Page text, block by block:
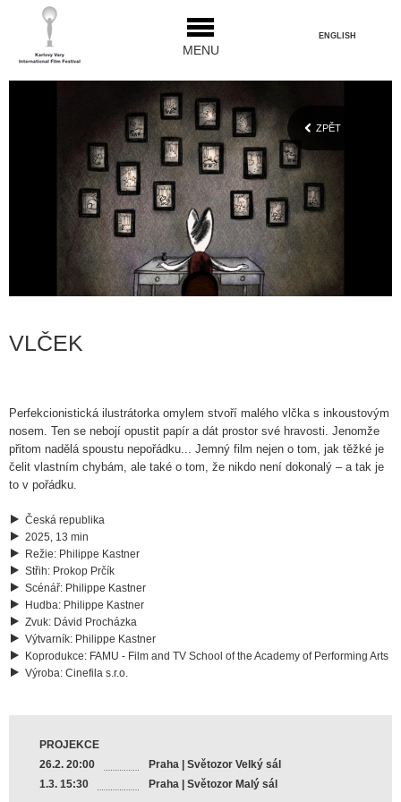
MENU
ENGLISH
ZPĚT
VLČEK
Perfekcionistická ilustrátorka omylem stvoří malého vlčka s inkoustovým
nosem. Ten se nebojí opustit papír a dát prostor své hravosti. Jenomže
přitom nadělá spoustu nepořádku... Jemný film nejen o tom, jak těžké je
čelit vlastním chybám, ale také o tom, že nikdo není dokonalý – a tak je
to v pořádku.
Česká republika
2025, 13 min
Režie: Philippe Kastner
Střih: Prokop Prčík
Scénář: Philippe Kastner
Hudba: Philippe Kastner
Zvuk: Dávid Procházka
Výtvarník: Philippe Kastner
Koprodukce: FAMU - Film and TV School of the Academy of Performing Arts
Výroba: Cinefila s.r.o.
PROJEKCE
26.2. 20:00
Praha | Světozor Velký sál
1.3. 15:30
Praha | Světozor Malý sál